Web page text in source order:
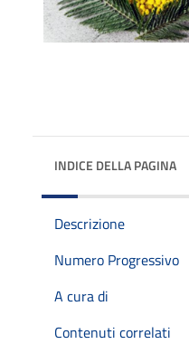
INDICE DELLA PAGINA
Descrizione
Numero Progressivo
A cura di
Contenuti correlati